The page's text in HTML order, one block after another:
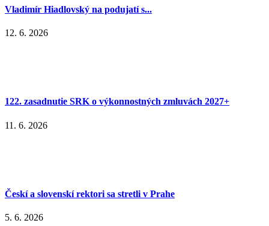
Vladimír Hiadlovský na podujatí s...
12. 6. 2026
122. zasadnutie SRK o výkonnostných zmluvách 2027+
11. 6. 2026
Českí a slovenskí rektori sa stretli v Prahe
5. 6. 2026